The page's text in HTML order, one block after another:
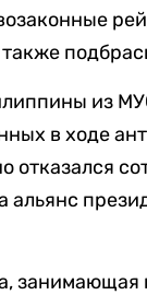
из
в ходе
отказался
альянс